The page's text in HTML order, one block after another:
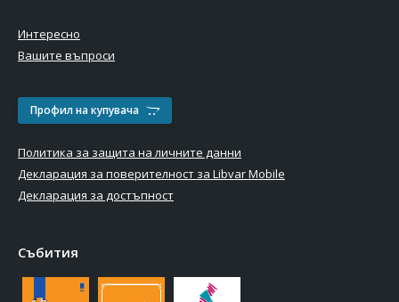
Интересно
Вашите въпроси
Профил на купувача
Политика за защита на личните данни
Декларация за поверителност за Libvar Mobile
Декларация за достъпност
Събития